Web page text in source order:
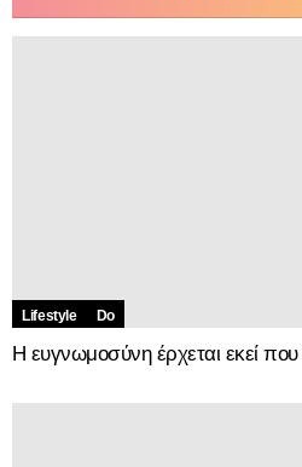
Lifestyle Do
Η ευγνωμοσύνη έρχεται εκεί που